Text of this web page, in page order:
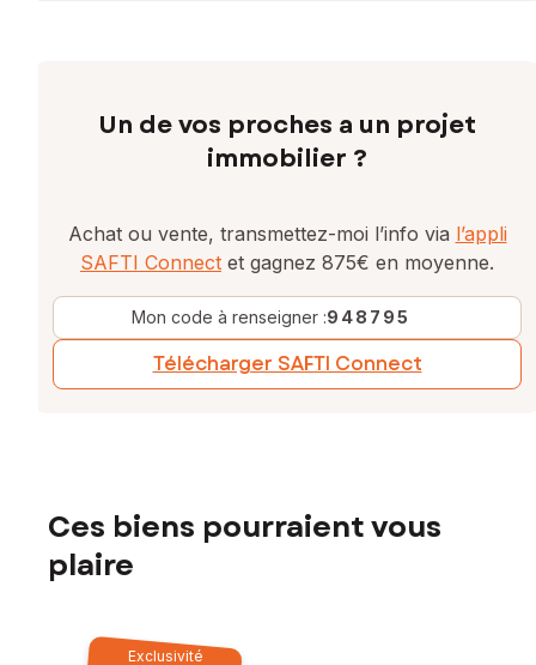
Un de vos proches a un projet
immobilier ?
Achat ou vente, transmettez-moi l’info via l’appli
SAFTI Connect et gagnez 875€ en moyenne.
Mon code à renseigner :948795
Télécharger SAFTI Connect
Ces biens pourraient vous
plaire
Exclusivité